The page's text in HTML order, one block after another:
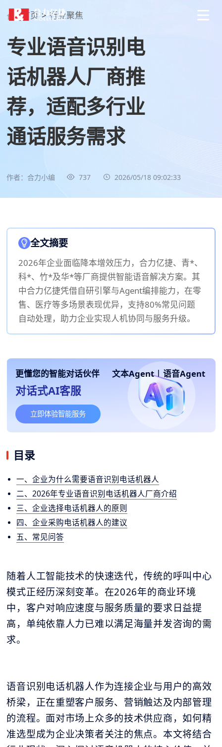
首页 > 行业聚焦
专业语音识别电
话机器人厂商推
荐，适配多行业
通话服务需求
作者：合力小编 737 2026/05/18 09:02:33
全文摘要
2026年企业面临降本增效压力，合力亿捷、青*、
科*、竹*及华*等厂商提供智能语音解决方案。其
中合力亿捷凭借自研引擎与Agent编排能力，在零
售、医疗等多场景表现优异，支持80%常见问题
自动处理，助力企业实现人机协同与服务升级。
更懂您的智能对话伙伴 文本Agent | 语音Agent
对话式AI客服
立即体验智能服务
目录
一、企业为什么需要语音识别电话机器人
二、2026年专业语音识别电话机器人厂商介绍
三、企业选择电话机器人的原则
四、企业采购电话机器人的建议
五、常见问答
随着人工智能技术的快速迭代，传统的呼叫中心
模式正经历深刻变革。在2026年的商业环境
中，客户对响应速度与服务质量的要求日益提
高，单纯依靠人力已难以满足海量并发咨询的需
求。
语音识别电话机器人作为连接企业与用户的高效
桥梁，正在重塑客户服务、营销触达及内部管理
的流程。面对市场上众多的技术供应商，如何精
准选型成为企业决策者关注的焦点。本文将结合